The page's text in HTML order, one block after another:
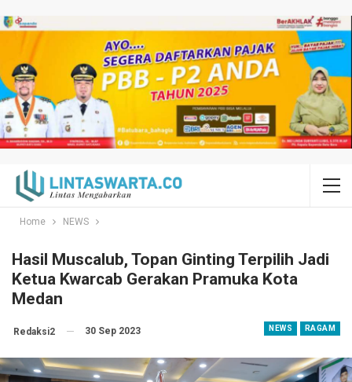
Home NEWS
Hasil Muscalub, Topan Ginting Terpilih Jadi
Ketua Kwarcab Gerakan Pramuka Kota
Medan
NEWS RAGAM
Redaksi2 30 Sep 2023